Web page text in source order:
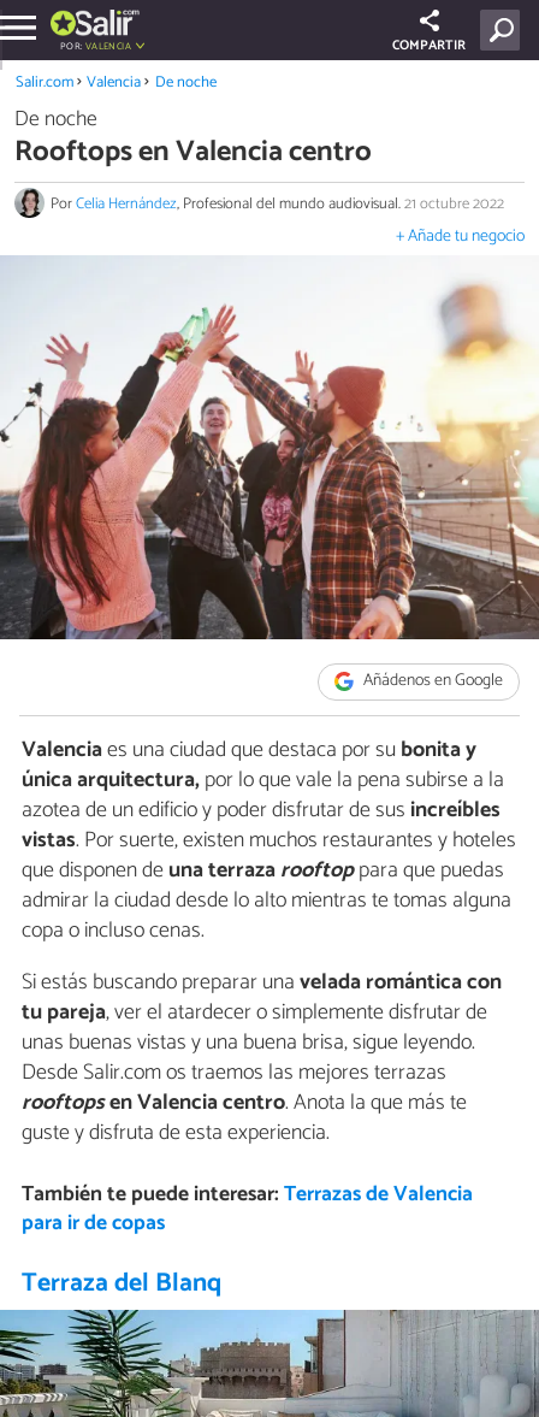
POR: VALENCIA COMPARTIR
Salir.com Valencia De noche
De noche
Rooftops en Valencia centro
PorCelia Hernández, Profesional del mundo audiovisual.21 octubre 2022
+ Añade tu negocio
Añádenos en Google
Valenciaes una ciudad que destaca por subonita y
única arquitectura,por lo que vale la pena subirse a la
azotea de un edificio y poder disfrutar de sus increíbles
vistas. Por suerte, existen muchos restaurantes y hoteles
que disponen deuna terrazarooftoppara que puedas
admirar la ciudad desde lo alto mientras te tomas alguna
copa o incluso cenas.
Si estás buscando preparar unavelada romántica con
tu pareja, ver el atardecer o simplemente disfrutar de
unas buenas vistas y una buena brisa, sigue leyendo.
Desde Salir.com os traemos las mejores terrazas
rooftopsen Valencia centro. Anota la que más te
guste y disfruta de esta experiencia.
También te puede interesar:Terrazas de Valencia
para ir de copas
Terraza del Blanq